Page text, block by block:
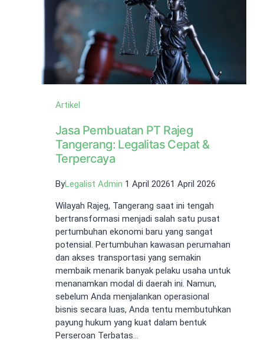
Artikel
Jasa Pembuatan PT Rajeg
Tangerang: Legalitas Cepat &
Terpercaya
ByLegalist Admin 1 April 20261 April 2026
Wilayah Rajeg, Tangerang saat ini tengah
bertransformasi menjadi salah satu pusat
pertumbuhan ekonomi baru yang sangat
potensial. Pertumbuhan kawasan perumahan
dan akses transportasi yang semakin
membaik menarik banyak pelaku usaha untuk
menanamkan modal di daerah ini. Namun,
sebelum Anda menjalankan operasional
bisnis secara luas, Anda tentu membutuhkan
payung hukum yang kuat dalam bentuk
Perseroan Terbatas…